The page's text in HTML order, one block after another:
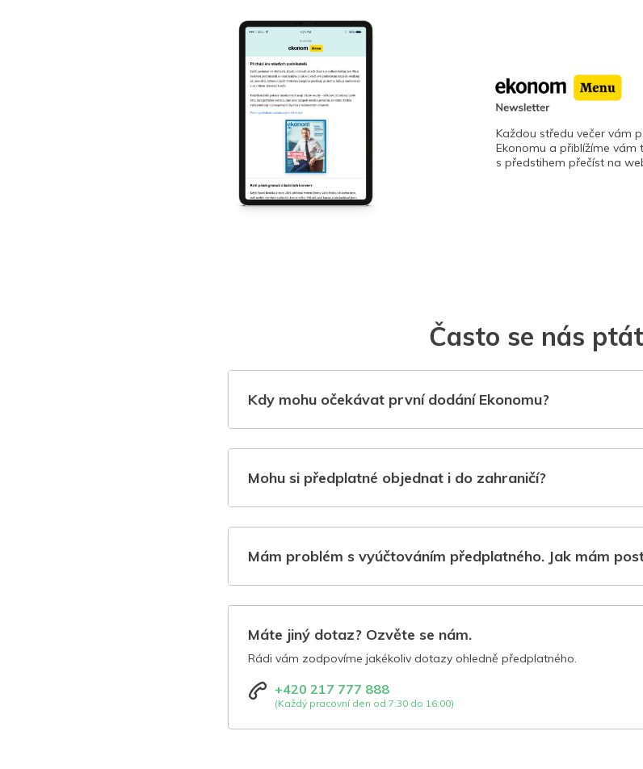
Každou středu večer vám
Ekonomu a přiblížíme
s předstihem přečíst na
Často se nás
Kdy mohu očekávat první dodání Ekonomu?
Mohu si předplatné objednat i do zahraničí?
Mám problém s vyúčtováním předplatného. Jak mám
Máte jiný dotaz? Ozvěte se nám.
Rádi vám zodpovíme jakékoliv dotazy ohledně předplatného.
+420 217 777 888
(Každý pracovní den od 7:30 do 16:00)